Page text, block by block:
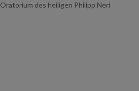
Oratorium des heiligen Philipp Neri